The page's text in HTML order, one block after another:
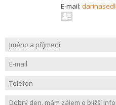
E-mail: